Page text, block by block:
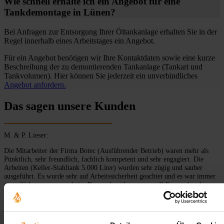
Tankdemontage in Lünen?
Bei Anfragen zur Entsorgung Ihrer Öltankanlage erhalten Sie in der
Regel innerhalb eines Arbeitstages ein Angebot.
Für ein Angebot benötigen wir Ihre Kontaktdaten sowie eine kurze
Beschreibung der zu demontierenden Tankanlage (Tankart und
Tankvolumen). Hier können Sie jederzeit ein unverbindliches
Angebot anfordern.
Das sagen unsere Kunden
M. & P. Lieser:
Die Mitarbeiter der Firma Botec (Ausführender Betrieb) waren mehr als
Pünktlich, sehr freundlich, fachlich kompetent und sehr engagiert. Die
Arbeiten (Keller-Stahltank 5.000 Liter) wurden sehr zügig und sauber
ausgeführt. Es wurde sehr auf Arbeitssicherheit geachtet und es war immer
einer Sicherungsperson beim Brennschneiden anwesend! Es wurde sehr
sauber gearbeitet und genauestens darauf geachtet, dass an keiner Stelle
Heizöl auslief bzw. abtropfte. Die Arbeiten würden sehr zügig erledigt und